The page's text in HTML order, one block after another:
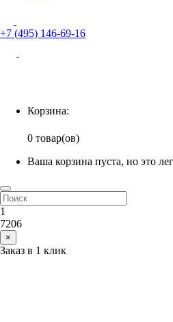
+7 (495) 146-69-16
Корзина:
0 товар(ов)
Ваша корзина пуста, но это
1
7206
×
Заказ в 1 клик